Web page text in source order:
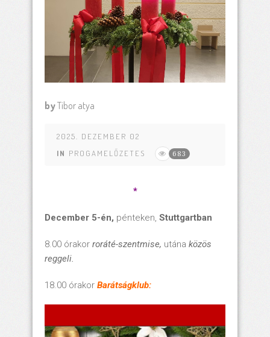
byTibor atya
2025. DEZEMBER 02
IN PROGAMELŐZETES 683
*
December 5-én, pénteken, Stuttgartban
8.00 órakor roráté-szentmise, utána közös
reggeli.
18.00 órakor Barátságklub: